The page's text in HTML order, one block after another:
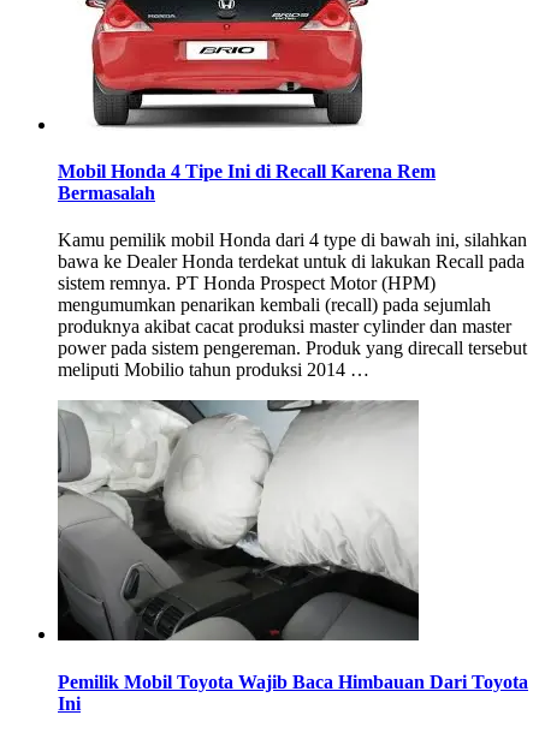
Mobil Honda 4 Tipe Ini di Recall Karena Rem
Bermasalah
Kamu pemilik mobil Honda dari 4 type di bawah ini, silahkan
bawa ke Dealer Honda terdekat untuk di lakukan Recall pada
sistem remnya. PT Honda Prospect Motor (HPM)
mengumumkan penarikan kembali (recall) pada sejumlah
produknya akibat cacat produksi master cylinder dan master
power pada sistem pengereman. Produk yang direcall tersebut
meliputi Mobilio tahun produksi 2014 …
Pemilik Mobil Toyota Wajib Baca Himbauan Dari Toyota
Ini